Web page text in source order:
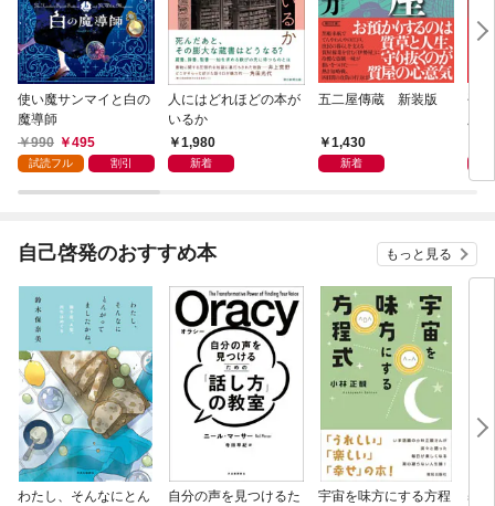
使い魔サンマイと白の
魔導師
990
495
試読フル 割引
人にはどれほどの本が
いるか
1,980
新着
五二屋傳蔵 新装版
1,430
新着
平
版
自己啓発のおすすめ本 もっと見る
わたし、そんなにとん
自分の声を見つけるた
宇宙を味方にする方程
基